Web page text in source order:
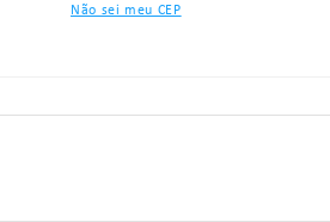
Não sei meu CEP